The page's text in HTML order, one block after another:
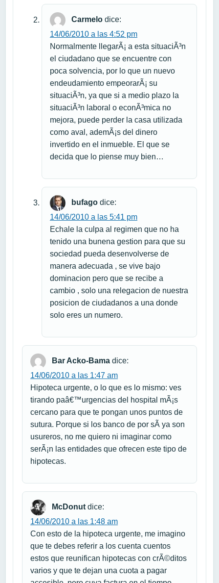
Carmelo dice:
14/06/2010 a las 4:52 pm
Normalmente llegarÃ¡ a esta situaciÃ³n
el ciudadano que se encuentre con
poca solvencia, por lo que un nuevo
endeudamiento empeorarÃ¡ su
situaciÃ³n, ya que si a medio plazo la
situaciÃ³n laboral o econÃ³mica no
mejora, puede perder la casa utilizada
como aval, ademÃ¡s del dinero
invertido en el inmueble. El que se
decida que lo piense muy bien…
bufago dice:
14/06/2010 a las 5:41 pm
Echale la culpa al regimen que no ha
tenido una bunena gestion para que su
sociedad pueda desenvolverse de
manera adecuada , se vive bajo
dominacion pero que se recibe a
cambio , solo una relegacion de nuestra
posicion de ciudadanos a una donde
solo eres un numero.
Bar Acko-Bama dice:
14/06/2010 a las 1:47 am
Hipoteca urgente, o lo que es lo mismo: ves
tirando paâ€™urgencias del hospital mÃ¡s
cercano para que te pongan unos puntos de
sutura. Porque si los banco de por sÃ­ ya son
usureros, no me quiero ni imaginar como
serÃ¡n las entidades que ofrecen este tipo de
hipotecas.
McDonut dice:
14/06/2010 a las 1:48 am
Con esto de la hipoteca urgente, me imagino
que te debes referir a los cuenta cuentos
estos que reunifican hipotecas con crÃ©ditos
varios y que te dejan una cuota a pagar